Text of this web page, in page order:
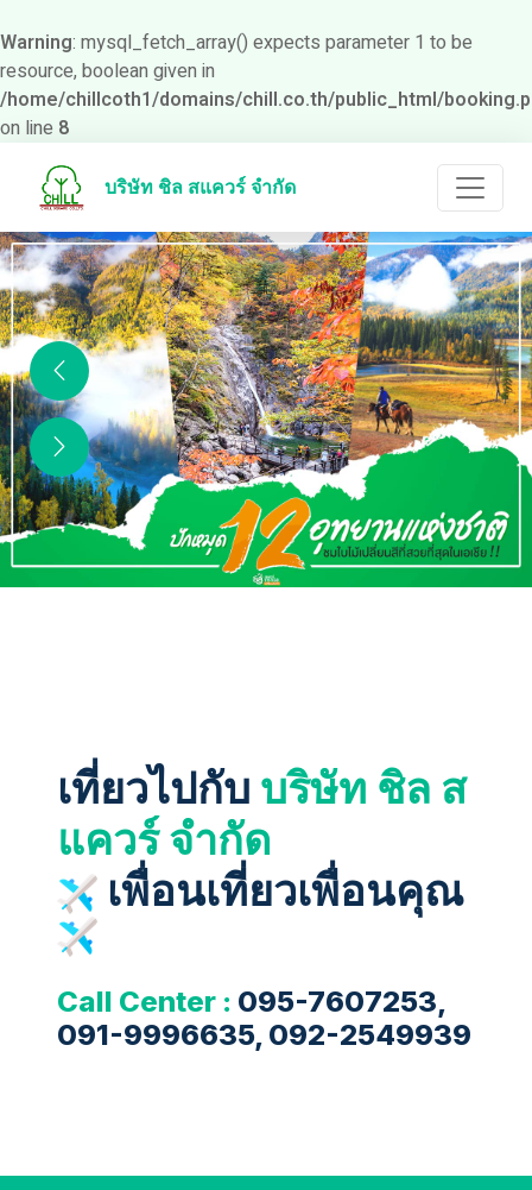
Warning: mysql_fetch_array() expects parameter 1 to be
resource, boolean given in
/home/chillcoth1/domains/chill.co.th/public_html/
on line 8
บริษัท ชิล สแควร์ จำกัด
เที่ยวไปกับ บริษัท ชิล ส
แควร์ จำกัด
เพื่อนเที่ยวเพื่อนคุณ
Call Center : 095-7607253,
091-9996635, 092-2549939